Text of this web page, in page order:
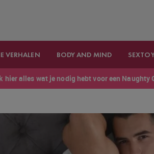
VERHALEN BODY AND MIND
hier alles wat je nodig hebt voor een Naughty